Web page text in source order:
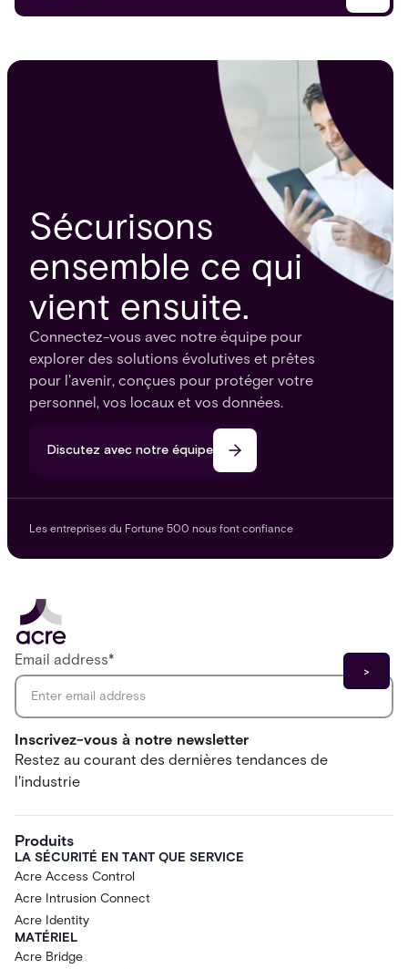
Sécurisons
ensemble ce qui
vient ensuite.
Connectez-vous avec notre équipe pour
explorer des solutions évolutives et prêtes
pour l'avenir, conçues pour protéger votre
personnel, vos locaux et vos données.
Discutez avec notre équipe
Les entreprises du Fortune 500 nous font confiance
Inscrivez-vous à notre newsletter
Restez au courant des dernières tendances de
l'industrie
Email address*
Produits
LA SÉCURITÉ EN TANT QUE SERVICE
Acre Access Control
Acre Intrusion Connect
Acre Identity
MATÉRIEL
Acre Bridge